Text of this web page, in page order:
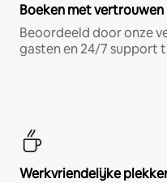
Boeken met vertrouwen
Beoordeeld door onze
gasten en 24/7 support
Werkvriendelijke